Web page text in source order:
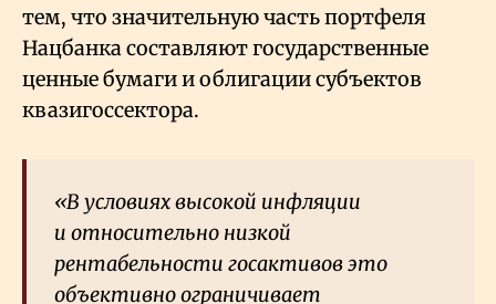
тем, что значительную часть портфеля
Нацбанка составляют государственные
ценные бумаги и облигации субъектов
квазигоссектора.
«В условиях высокой инфляции
и относительно низкой
рентабельности госактивов это
объективно ограничивает